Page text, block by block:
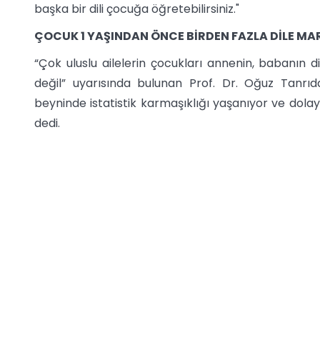
başka bir dili çocuğa öğretebilirsiniz."
ÇOCUK 1 YAŞINDAN ÖNCE BİRDEN FAZLA DİLE
“Çok uluslu ailelerin çocukları annenin,
değil” uyarısında bulunan Prof. Dr. Oğuz
beyninde istatistik karmaşıklığı yaşanıyor ve
dedi.